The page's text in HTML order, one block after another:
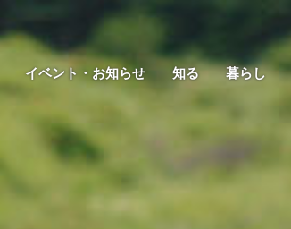
イベント・お知らせ 知る 暮らし